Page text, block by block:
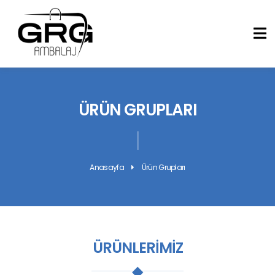
ÜRÜN GRUPLARI
Anasayfa Ürün Grupları
ÜRÜNLERIMIZ